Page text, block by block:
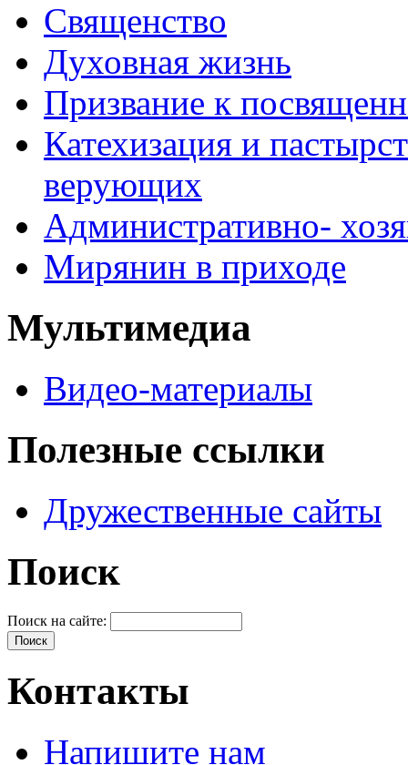
Священство
Духовная жизнь
Призвание к
Катехизация и
верующих
Административно-
Мирянин в приходе
Мультимедиа
Видео-материалы
Полезные ссылки
Дружественные сайты
Поиск
Поиск на сайте:
Контакты
Напишите нам